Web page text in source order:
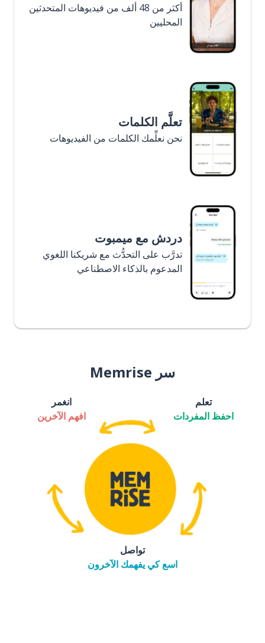
أكثر من 48 ألف من فيديوهات المتحدثين
المحليين
تعلَّم الكلمات
نحن نعلِّمك الكلمات من الفيديوهات
دردش مع ميمبوت
تدرَّب على التحدُّث مع شريكنا اللغوي
المدعوم بالذكاء الاصطناعي
سر Memrise
تعلم
احفظ المفردات
انغمر
افهم الآخرين
تواصل
اسع كي يفهمك الآخرون